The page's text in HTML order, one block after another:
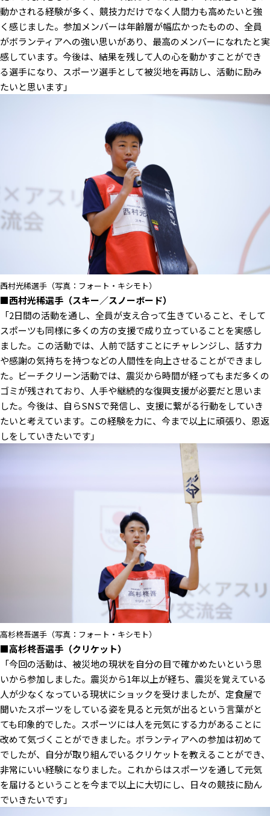
動かされる経験が多く、競技力だけでなく人間力も高めたいと強
く感じました。参加メンバーは年齢層が幅広かったものの、全員
がボランティアへの強い思いがあり、最高のメンバーになれたと実
感しています。今後は、結果を残して人の心を動かすことができ
る選手になり、スポーツ選手として被災地を再訪し、活動に励み
たいと思います」
西村光稀選手（写真：フォート・キシモト）
■西村光稀選手（スキー／スノーボード）
「2日間の活動を通し、全員が支え合って生きていること、そして
スポーツも同様に多くの方の支援で成り立っていることを実感し
ました。この活動では、人前で話すことにチャレンジし、話す力
や感謝の気持ちを持つなどの人間性を向上させることができまし
た。ビーチクリーン活動では、震災から時間が経ってもまだ多くの
ゴミが残されており、人手や継続的な復興支援が必要だと思いま
した。今後は、自らSNSで発信し、支援に繋がる行動をしていき
たいと考えています。この経験を力に、今まで以上に頑張り、恩返
しをしていきたいです」
高杉柊吾選手（写真：フォート・キシモト）
■⾼杉柊吾選手（クリケット）
「今回の活動は、被災地の現状を自分の目で確かめたいという思
いから参加しました。震災から1年以上が経ち、震災を覚えている
人が少なくなっている現状にショックを受けましたが、定食屋で
聞いたスポーツをしている姿を見ると元気が出るという言葉がと
ても印象的でした。スポーツには人を元気にする力があることに
改めて気づくことができました。ボランティアへの参加は初めて
でしたが、自分が取り組んでいるクリケットを教えることができ、
非常にいい経験になりました。これからはスポーツを通して元気
を届けるということを今まで以上に大切にし、日々の競技に励ん
でいきたいです」